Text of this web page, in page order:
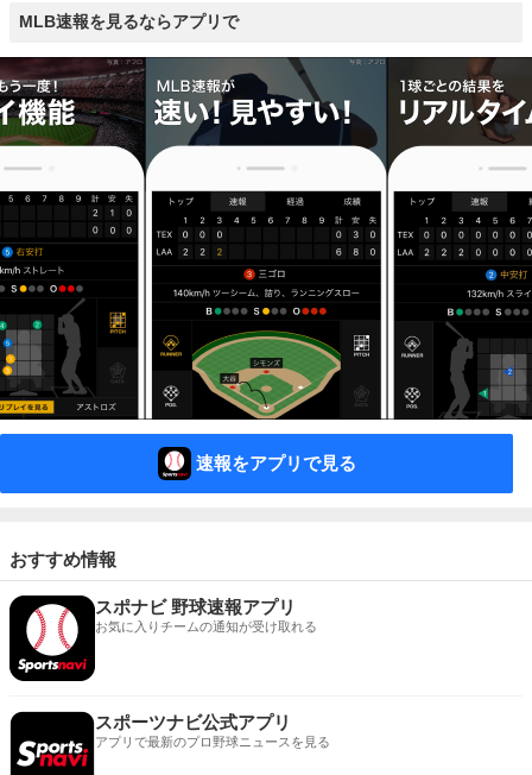
MLB速報を見るならアプリで
速報をアプリで見る
おすすめ情報
スポナビ 野球速報アプリ
お気に入りチームの通知が受け取れる
スポーツナビ公式アプリ
アプリで最新のプロ野球ニュースを見る